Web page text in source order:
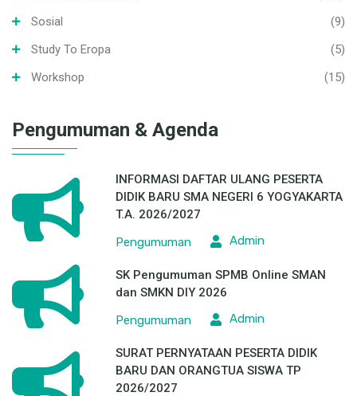
Sosial
(9)
Study To Eropa
(5)
Workshop
(15)
Pengumuman & Agenda
INFORMASI DAFTAR ULANG PESERTA
DIDIK BARU SMA NEGERI 6 YOGYAKARTA
T.A. 2026/2027
Pengumuman
Admin
SK Pengumuman SPMB Online SMAN
dan SMKN DIY 2026
Pengumuman
Admin
SURAT PERNYATAAN PESERTA DIDIK
BARU DAN ORANGTUA SISWA TP
2026/2027